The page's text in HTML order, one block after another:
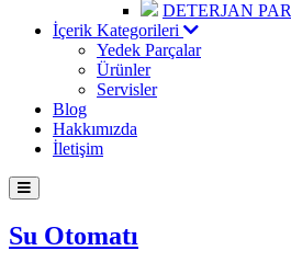
DETERJAN
İçerik Kategorileri
Yedek Parçalar
Ürünler
Servisler
Blog
Hakkımızda
İletişim
Su Otomatı